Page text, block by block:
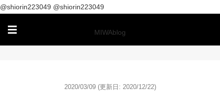
@shiorin223049 @shiorin223049
☰ MIWAblog
2020/03/09 (更新日: 2020/12/22)